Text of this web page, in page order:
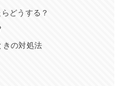
どうする？
きの対処法